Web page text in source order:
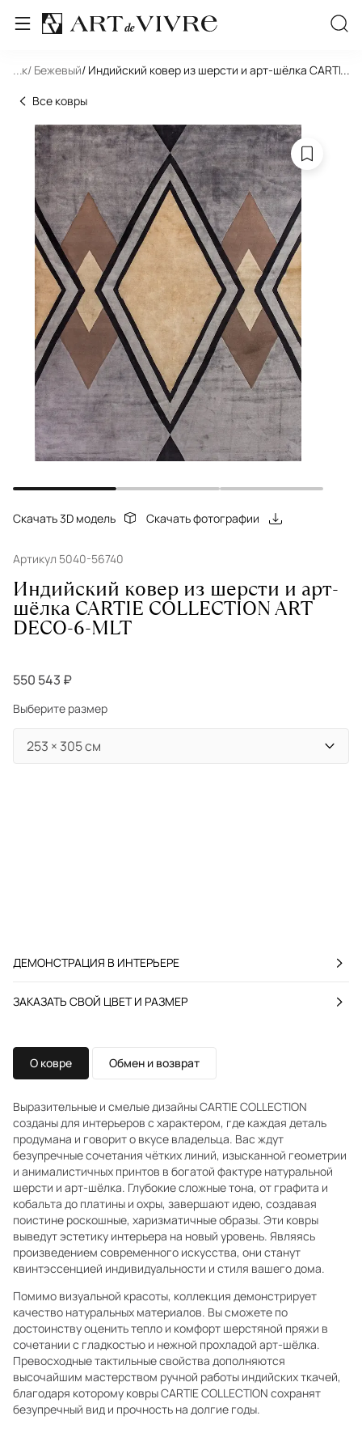
... / Бежевый/ Индийский ковер из шерсти и арт-шёлка CARTIE...
Все ковры
Скачать 3D модель Скачать фотографии
Артикул 5040-56740
Индийский ковер из шерсти и арт-
шёлка CARTIE COLLECTION ART
DECO-6-MLT
550 543 ₽
Выберите размер
ДЕМОНСТРАЦИЯ В ИНТЕРЬЕРЕ
ЗАКАЗАТЬ СВОЙ ЦВЕТ И РАЗМЕР
О ковре Обмен и возврат
Выразительные и смелые дизайны CARTIE COLLECTION
созданы для интерьеров с характером, где каждая деталь
продумана и говорит о вкусе владельца. Вас ждут
безупречные сочетания чётких линий, изысканной геометрии
и анималистичных принтов в богатой фактуре натуральной
шерсти и арт-шёлка. Глубокие сложные тона, от графита и
кобальта до платины и охры, завершают идею, создавая
поистине роскошные, харизматичные образы. Эти ковры
выведут эстетику интерьера на новый уровень. Являясь
произведением современного искусства, они станут
квинтэссенцией индивидуальности и стиля вашего дома.
Помимо визуальной красоты, коллекция демонстрирует
качество натуральных материалов. Вы сможете по
достоинству оценить тепло и комфорт шерстяной пряжи в
сочетании с гладкостью и нежной прохладой арт-шёлка.
Превосходные тактильные свойства дополняются
высочайшим мастерством ручной работы индийских ткачей,
благодаря которому ковры CARTIE COLLECTION сохранят
безупречный вид и прочность на долгие годы.